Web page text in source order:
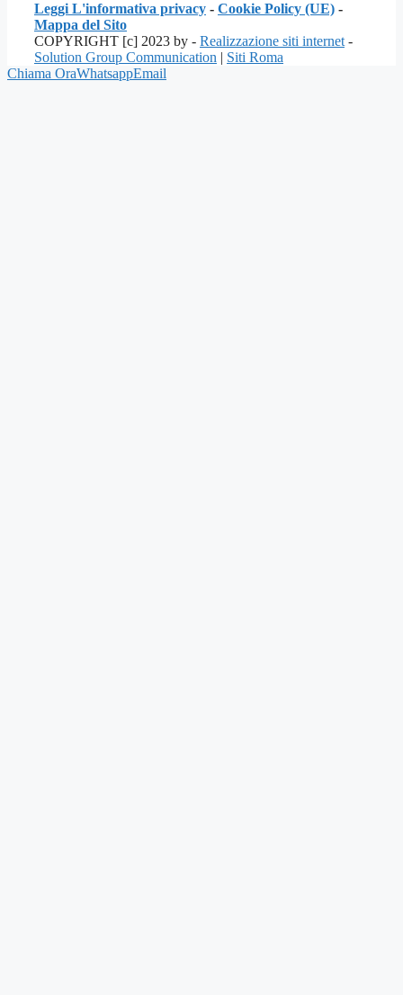
Leggi L'informativa privacy - Cookie Policy (UE) -
Mappa del Sito
COPYRIGHT [c] 2023 by - Realizzazione siti internet -
Solution Group Communication | Siti Roma
Chiama OraWhatsappEmail